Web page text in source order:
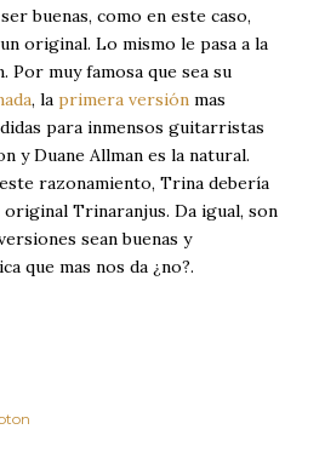
buenas, como en este caso,
original. Lo mismo le pasa a la
Por muy famosa que sea su
, la primera versión mas
para inmensos guitarristas
y Duane Allman es la natural.
razonamiento, Trina debería
Trinaranjus. Da igual, son
sean buenas y
que mas nos da ¿no?.